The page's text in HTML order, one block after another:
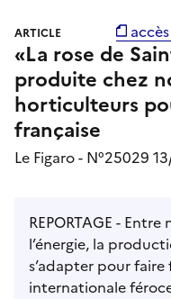
ARTICLE
«La rose de
produite chez
horticulteurs
française
Le Figaro - N°25029
REPORTAGE -
l’énergie, la
s’adapter pour
internationale